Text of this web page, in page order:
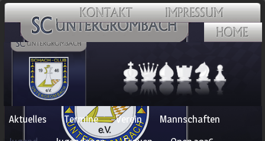
Navigation
Aktuelles Termine Verein
Mannschaften